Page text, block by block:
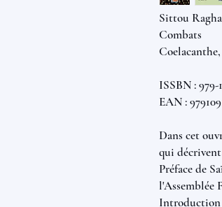
Sittou
Combats
Coelacanthe,
ISSBN : 979-
EAN :
Dans cet
qui décrivent
Préface de
l'Assemblée
Introduction